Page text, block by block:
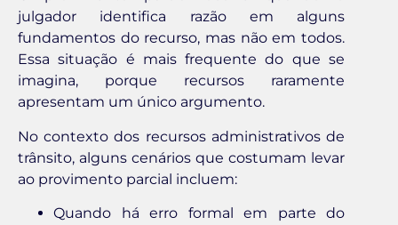
julgador identifica razão em alguns
fundamentos do recurso, mas não em todos.
Essa situação é mais frequente do que se
imagina, porque recursos raramente
apresentam um único argumento.
No contexto dos recursos administrativos de
trânsito, alguns cenários que costumam levar
ao provimento parcial incluem:
Quando há erro formal em parte do